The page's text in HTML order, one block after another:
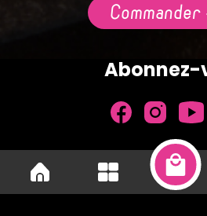
Commander
Abonnez-